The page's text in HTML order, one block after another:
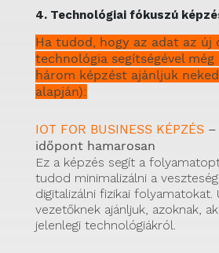
4. Technológiai fókuszú
Ha tudod, hogy az adat az új
technológia segítségével
három képzést ajánljuk
alapján):
IOT FOR BUSINESS KÉPZÉS –
időpont hamarosan
Ez a képzés segít a
tudod minimalizálni a
digitalizálni fizikai
vezetőknek ajánljuk, azoknak,
jelenlegi technológiákról.